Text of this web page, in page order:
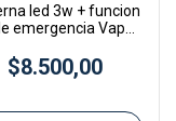
led 3w + funcion
emergencia Vapex
$8.500,00